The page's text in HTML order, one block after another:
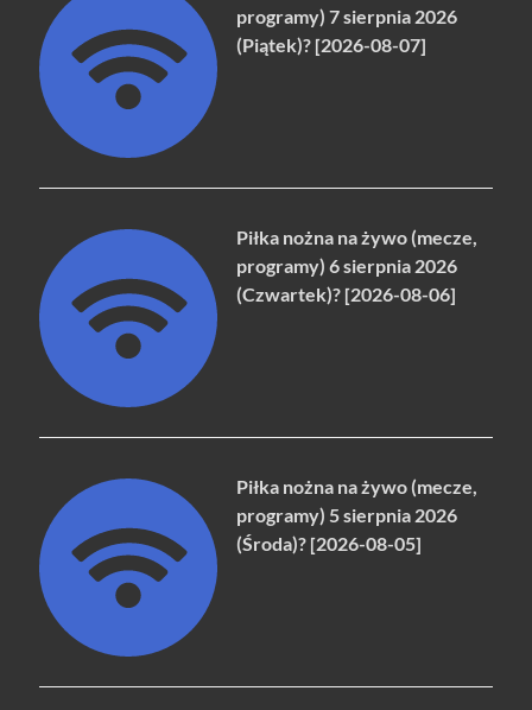
programy) 7 sierpnia 2026
(Piątek)? [2026-08-07]
Piłka nożna na żywo (mecze,
programy) 6 sierpnia 2026
(Czwartek)? [2026-08-06]
Piłka nożna na żywo (mecze,
programy) 5 sierpnia 2026
(Środa)? [2026-08-05]